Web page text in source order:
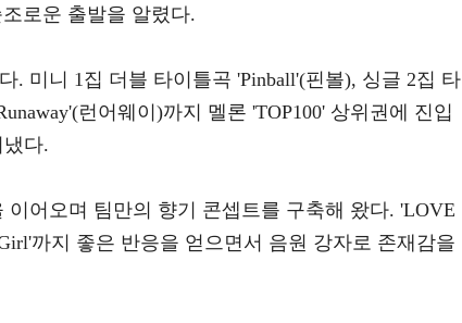
로운 출발을 알렸다.
. 미니 1집 더블 타이틀곡 'Pinball'(핀볼), 싱글 2집 타
런어웨이)까지 멜론 'TOP100' 상위권에 진입
다.
어오며 팀만의 향기 콘셉트를 구축해 왔다. 'LOVE
까지 좋은 반응을 얻으면서 음원 강자로 존재감을